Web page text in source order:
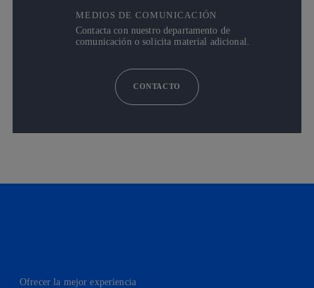
MEDIOS DE COMUNICACIÓN
Contacta con nuestro departamento de
comunicación o solicita material adicional.
CONTACTO
Ofrecer la mejor experiencia